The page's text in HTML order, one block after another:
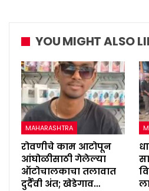
YOU MIGHT ALSO
MAHARASHTRA
रोवणीचे काम आटोपून
आंघोळीसाठी गेलेल्या
ऑटोचालकाचा तलावात
दुर्दैवी अंत; खेडेगाव…